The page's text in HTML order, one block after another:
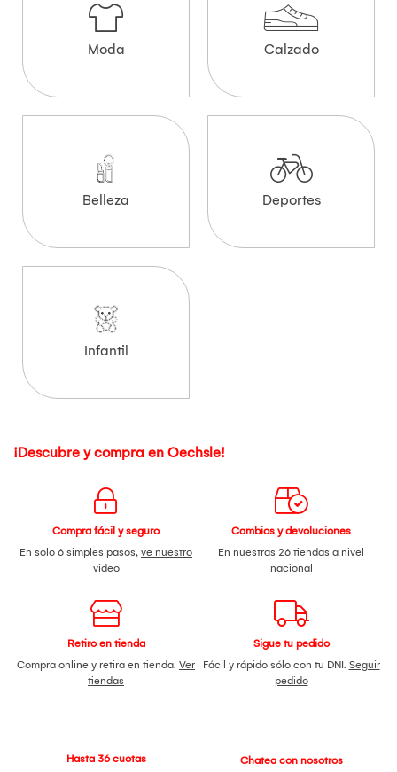
Moda Calzado
Belleza Deportes
Infantil
¡Descubre y compra en Oechsle!
Compra fácil y seguro
En solo 6 simples pasos, ve nuestro
video
Cambios y devoluciones
En nuestras 26 tiendas a nivel
nacional
Retiro en tienda
Compra online y retira en tienda. Ver
tiendas
Sigue tu pedido
Fácil y rápido sólo con tu DNI. Seguir
pedido
Hasta 36 cuotas
Chatea con nosotros